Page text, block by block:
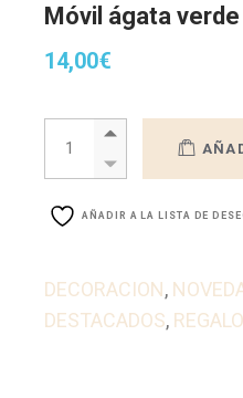
Móvil ágata verde
14,00€
Móvil ágata verde quantity
AÑADIR A LA LISTA DE
DECORACION,
DESTACADOS,